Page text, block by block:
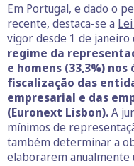
Em Portugal, e dado o
recente, destaca-se a
vigor desde 1 de janeiro
regime da
e homens (33,3%)
fiscalização das
empresarial e das
(Euronext Lisbon).A
mínimos de
também determinar a
elaborarem anualmente